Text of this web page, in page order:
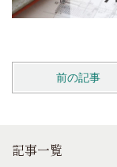
前の記事
記事一覧